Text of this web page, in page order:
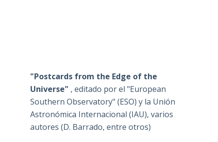
"Postcards from the Edge of the
Universe" , editado por el "European
Southern Observatory" (ESO) y la Unión
Astronómica Internacional (IAU), varios
autores (D. Barrado, entre otros)